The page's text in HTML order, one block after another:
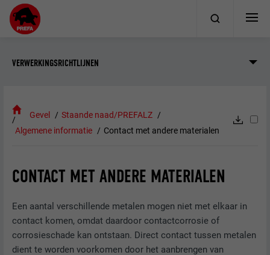
VERWERKINGSRICHTLIJNEN
Gevel
Staande naad/PREFALZ
Algemene informatie
Contact met andere materialen
CONTACT MET ANDERE MATERIALEN
Een aantal verschillende metalen mogen niet met elkaar in
contact komen, omdat daardoor contactcorrosie of
corrosieschade kan ontstaan. Direct contact tussen metalen
dient te worden voorkomen door het aanbrengen van